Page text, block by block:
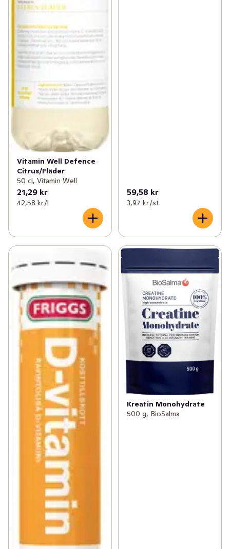
Vitamin Well Defence
Citrus/Fläder
50 cl, Vitamin Well
21,29 kr
42,58 kr /l
59,58 kr
3,97 kr /st
Kreatin Monohydrate
500 g, BioSalma